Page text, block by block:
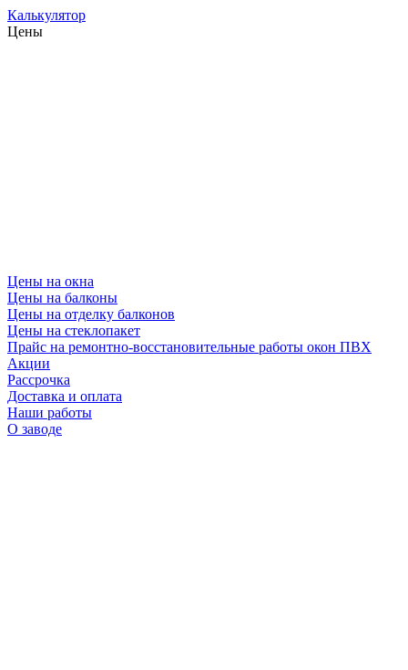
Калькулятор
Цены
Цены на окна
Цены на балконы
Цены на отделку балконов
Цены на стеклопакет
Прайс на ремонтно-восстановительные работы окон ПВХ
Акции
Рассрочка
Доставка и оплата
Наши работы
О заводе